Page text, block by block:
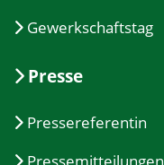
Gewerkschaftstag
Presse
Pressereferentin
Pressemitteilungen